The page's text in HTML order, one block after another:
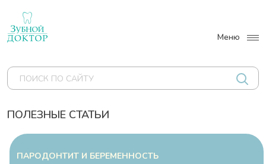
Меню
О НАС
УСЛУГИ
ПОЛЕЗНЫЕ СТАТЬИ
ПАРОДОНТИТ И БЕРЕМЕННОСТЬ